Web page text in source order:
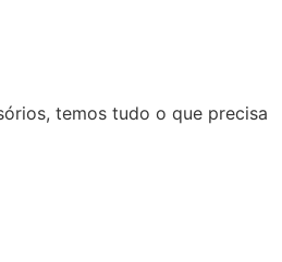
temos tudo o que precisa